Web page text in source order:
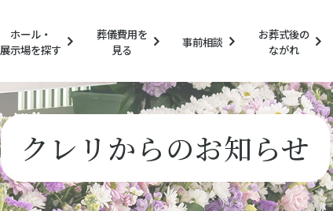
ホール・
展示場を探す
葬儀費用を
見る
事前相談
お葬式後の
ながれ
クレリからのお知らせ